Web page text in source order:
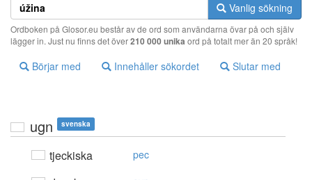
Vanlig sökning
Ordboken på Glosor.eu består av de ord som användarna övar på och själv
lägger in. Just nu finns det över210 000 unika ord på totalt mer än 20 språk!
Börjar med Innehåller sökordet Slutar med
ugn svenska
tjeckiska pec